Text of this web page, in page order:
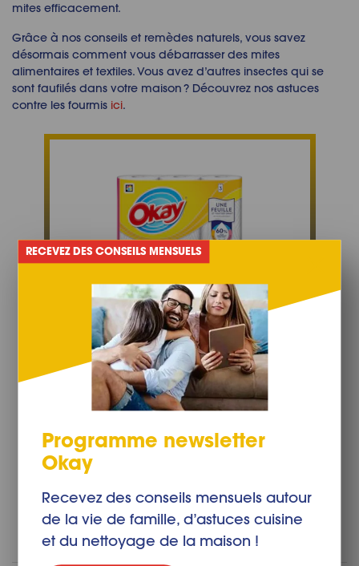
Recommandé:Okay Adapt :
essuie-tout flexible
Acheter maintenant
mites efficacement.
Grâce à nos conseils et remèdes naturels, vous savez
désormais comment vous débarrasser des mites
alimentaires et textiles. Vous avez d’autres insectes qui se
sont faufilés dans votre maison ? Découvrez nos astuces
contre les fourmis ici.
RECEVEZ DES CONSEILS MENSUELS
Programme newsletter
Okay
Recevez des conseils mensuels autour
de la vie de famille, d’astuces cuisine
et du nettoyage de la maison !